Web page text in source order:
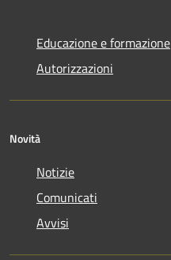
Educazione e formazione
Autorizzazioni
Novità
Notizie
Comunicati
Avvisi